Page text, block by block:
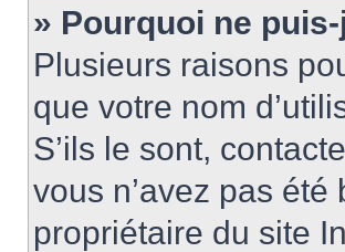
» Pourquoi ne
Plusieurs raisons
que votre nom
S’ils le sont,
vous n’avez pas
propriétaire du site